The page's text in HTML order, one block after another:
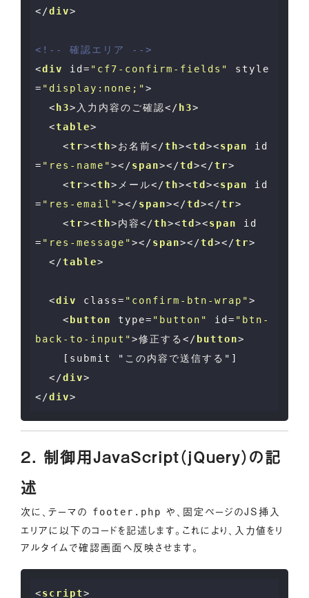
</div>
<!-- 確認エリア -->
<div id = "cf7-confirm-fields"
style
= "display:none;">
< h3> 入力内容のご確認</ h3>
<table>
<tr><th>お名前</th><td ><span
id
= "res-name"></span></td ></tr>
<tr><th> メール</th><td ><span
id
= "res-email"></span></td ></tr>
<tr><th>内容</th><td ><span
id
= "res-message"></span></td ></tr>
</table>
<div class= "confirm-btn-wrap">
< button type= "button" id = "btn-
back-to-input">修正する </ button>
</div>
</div>
2. 制御用JavaScript（jQuery）の記
述
次に、テーマの footer.php や、固定ページのJS挿入
エリアに以下のコードを記述します。これにより、入力値をリ
アルタイムで確認画面へ反映させます。
<script>